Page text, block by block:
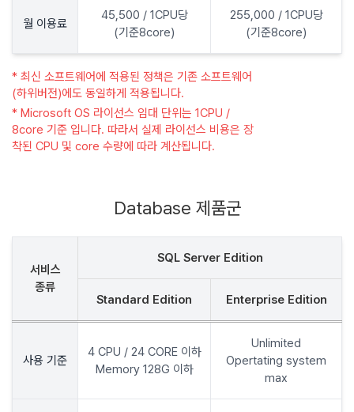
월 이용료
45,500 / 1CPU당
(기준8core)
255,000 / 1CPU당
(기준8core)
* 최신 소프트웨어에 적용된 정책은 기존 소프트웨어
(하위버전)에도 동일하게 적용됩니다.
* Microsoft OS 라이선스 임대 단위는 1CPU /
8core 기준 입니다. 따라서 실제 라이선스 비용은 장
착된 CPU 및 core 수량에 따라 계산됩니다.
Database 제품군
서비스
종류
SQL Server Edition
Standard Edition Enterprise Edition
사용 기준
4 CPU / 24 CORE 이하
Memory 128G 이하
Unlimited
Opertating system
max